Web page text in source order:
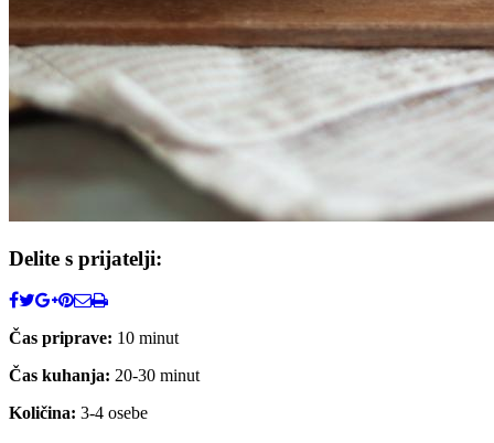
Delite s prijatelji:
Čas priprave: 10 minut
Čas kuhanja: 20-30 minut
Količina: 3-4 osebe